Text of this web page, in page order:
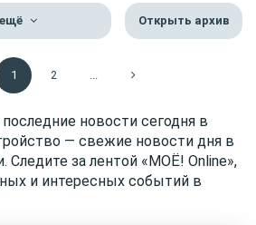
Открыть архив
1 2 ...
новости сегодня в
— свежие новости дня в
Следите за лентой «МОЁ! Onlinе»,
и интересных событий в